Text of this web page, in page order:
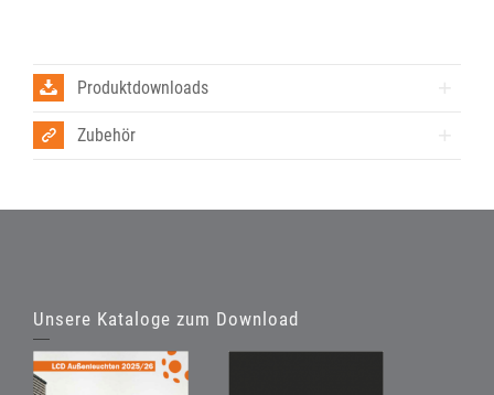
Produktdownloads
Zubehör
Unsere Kataloge zum Download